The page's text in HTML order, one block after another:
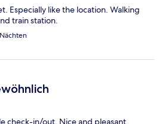
Especially like the location. Walking
train station.
check-in/out. Nice and pleasant